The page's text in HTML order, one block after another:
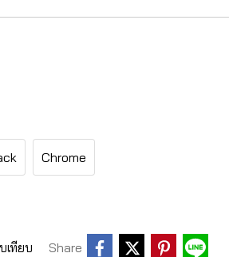
Chrome
เทียบ Share